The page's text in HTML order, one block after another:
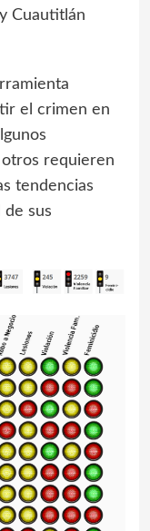
Cuautitlán
el crimen en
requieren
tendencias
de sus